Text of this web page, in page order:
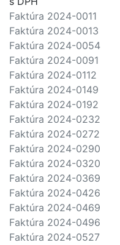
Faktúra 2024-0011
Faktúra 2024-0013
Faktúra 2024-0054
Faktúra 2024-0091
Faktúra 2024-0112
Faktúra 2024-0149
Faktúra 2024-0192
Faktúra 2024-0232
Faktúra 2024-0272
Faktúra 2024-0290
Faktúra 2024-0320
Faktúra 2024-0369
Faktúra 2024-0426
Faktúra 2024-0469
Faktúra 2024-0496
Faktúra 2024-0527